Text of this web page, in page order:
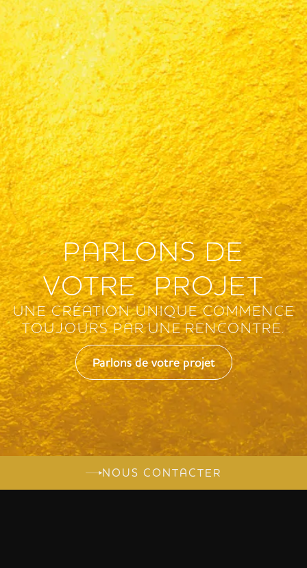
NOUS CONTACTER
PARLONS DE
VOTRE PROJET
UNE CRÉATION UNIQUE COMMENCE
TOUJOURS PAR UNE RENCONTRE.
Parlons de votre projet